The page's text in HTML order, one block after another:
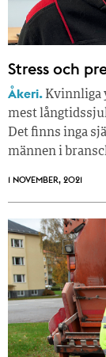
Stress och
Åkeri. Kvinnliga
mest
Det finns inga
männen i
1 NOVEMBER, 2021